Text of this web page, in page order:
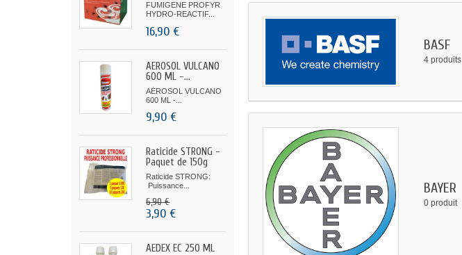
FUMIGENE PROFYR
HYDRO-REACTIF...
16,90 €
AÉROSOL VULCANO
600 ML -...
AÉROSOL VULCANO
600 ML -...
9,90 €
Raticide STRONG -
Paquet de 150g
Raticide STRONG:
Puissance...
6,90 €
3,90 €
AEDEX EC 250 ML
BASF
4 produits
BAYER
0 produit